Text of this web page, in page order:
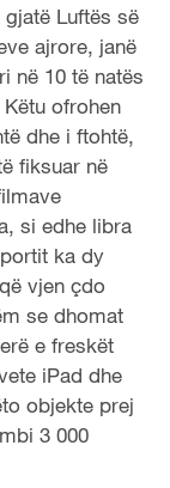
Luftës së
ajrore, janë
në 10 të natës
ofrohen
dhe i ftohtë,
fiksuar në
si edhe libra
ka dy
vjen çdo
se dhomat
e freskët
iPad dhe
objekte prej
3 000